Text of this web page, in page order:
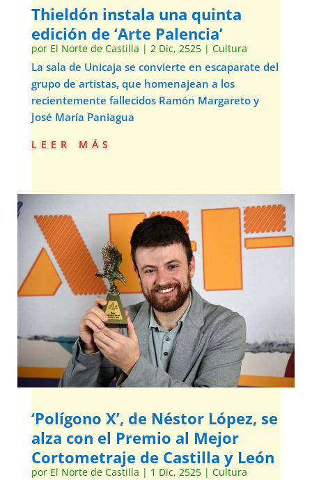
Thieldón instala una quinta
edición de ‘Arte Palencia’
por El Norte de Castilla | 2 Dic, 2525| Cultura
La sala de Unicaja se convierte en escaparate del
grupo de artistas, que homenajean a los
recientemente fallecidos Ramón Margareto y
José María Paniagua
leer más
‘Polígono X’, de Néstor López, se
alza con el Premio al Mejor
Cortometraje de Castilla y León
por El Norte de Castilla | 1 Dic, 2525| Cultura